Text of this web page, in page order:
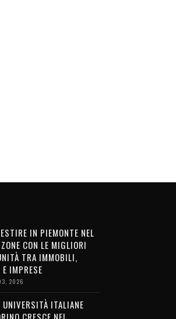
IN PIEMONTE NEL
CON LE MIGLIORI
TRA IMMOBILI,
IMPRESE
2026
ITALIANE